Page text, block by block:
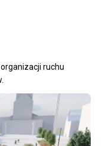
ruchu